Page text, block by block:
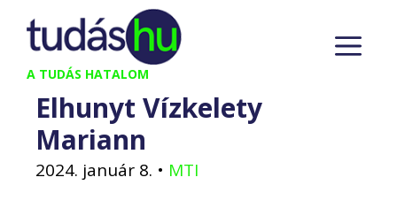
Kilépés
tartalomba
A TUDÁS HATALOM
Elhunyt Vízkelety
Mariann
2024. január 8. • MTI